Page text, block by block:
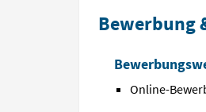
Bewerbung
Online-